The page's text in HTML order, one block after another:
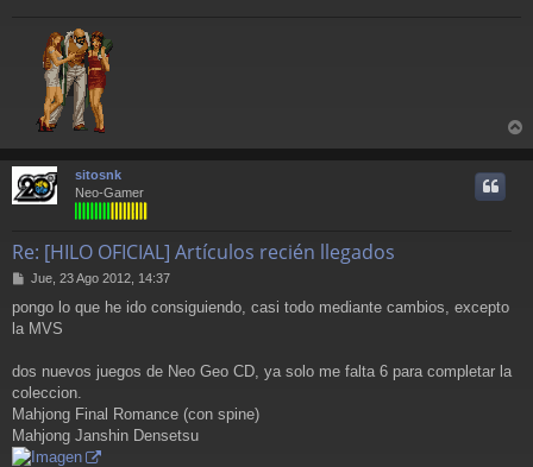
r
sitosnk
Neo-Gamer
Re: [HILO OFICIAL] Artículos recién llegados
M
n
s
j
e
Jue, 23 Ago 2012, 14:37
pongo lo que he ido consiguiendo, casi todo mediante cambios, excepto
la MVS
dos nuevos juegos de Neo Geo CD, ya solo me falta 6 para completar la
coleccion.
Mahjong Final Romance (con spine)
Mahjong Janshin Densetsu